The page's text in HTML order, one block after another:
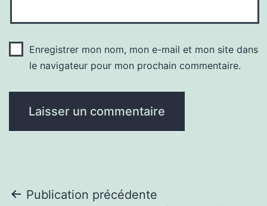
Enregistrer mon nom, mon e-mail et mon site dans
le navigateur pour mon prochain commentaire.
Navigation
Publication précédente